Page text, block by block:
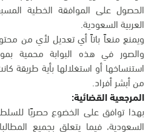
الحصول على الموافقة الخطية
العربية السعودية.
ويمنع منعاً باتاً أي تعديل لأي من
والصور في هذه البوابة محمية
استنساخها أو استغلالها بأية
من أبشر أفراد.
المرجعية القضائية:
بهذا توافق على الخضوع حصريًا
السعودية، فيما يتعلق بجميع